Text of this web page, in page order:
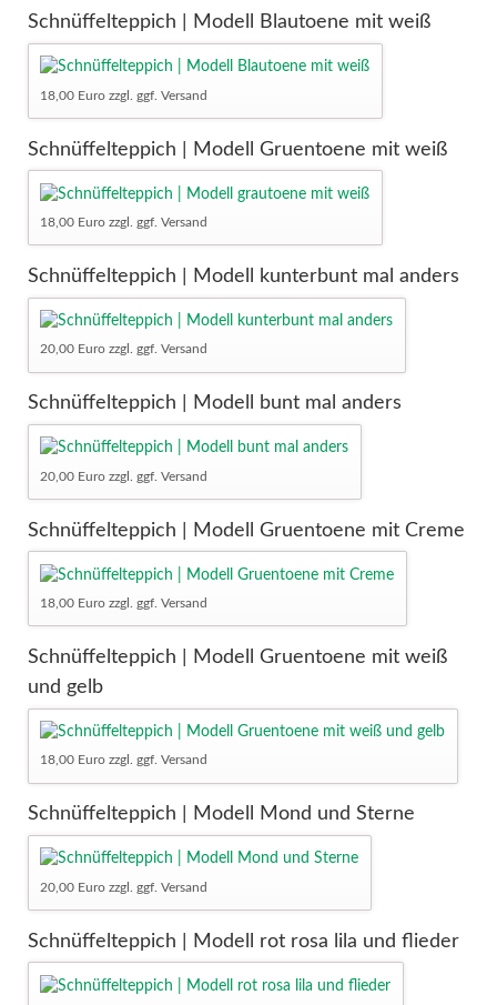
Schnüffelteppich | Modell Blautoene mit weiß
18,00 Euro zzgl. ggf. Versand
Schnüffelteppich | Modell Gruentoene mit weiß
18,00 Euro zzgl. ggf. Versand
Schnüffelteppich | Modell kunterbunt mal anders
20,00 Euro zzgl. ggf. Versand
Schnüffelteppich | Modell bunt mal anders
20,00 Euro zzgl. ggf. Versand
Schnüffelteppich | Modell Gruentoene mit Creme
18,00 Euro zzgl. ggf. Versand
Schnüffelteppich | Modell Gruentoene mit weiß
und gelb
18,00 Euro zzgl. ggf. Versand
Schnüffelteppich | Modell Mond und Sterne
20,00 Euro zzgl. ggf. Versand
Schnüffelteppich | Modell rot rosa lila und flieder